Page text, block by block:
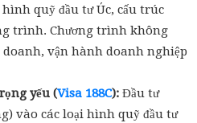
quỹ đầu tư Úc, cấu trúc
trình. Chương trình không
vận hành doanh nghiệp
yếu (Visa 188C): Đầu tư
vào các loại hình quỹ đầu tư